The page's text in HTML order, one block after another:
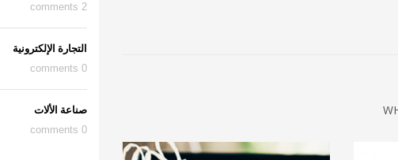
2 comments
التجارة الإلكترونية
0 comments
صناعة الألات
0 comments